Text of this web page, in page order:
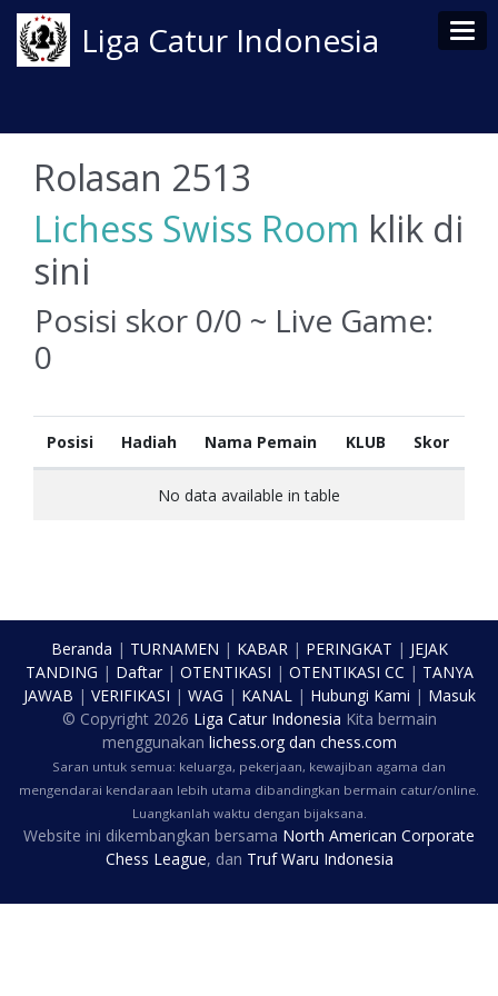
Liga Catur Indonesia
Rolasan 2513
Lichess Swiss Room klik di
sini
Posisi skor 0/0 ~ Live Game:
0
Posisi Hadiah Nama Pemain KLUB Skor
No data available in table
Beranda | TURNAMEN | KABAR| PERINGKAT | JEJAK
TANDING | Daftar| OTENTIKASI | OTENTIKASI CC | TANYA
JAWAB | VERIFIKASI | WAG | KANAL| Hubungi Kami | Masuk
© Copyright 2026 Liga Catur Indonesia Kita bermain
menggunakan lichess.orgdan chess.com
Saran untuk semua: keluarga, pekerjaan, kewajiban agama dan
mengendarai kendaraan lebih utama dibandingkan bermain catur/online.
Luangkanlah waktu dengan bijaksana.
Website ini dikembangkan bersama North American Corporate
Chess League, dan Truf Waru Indonesia